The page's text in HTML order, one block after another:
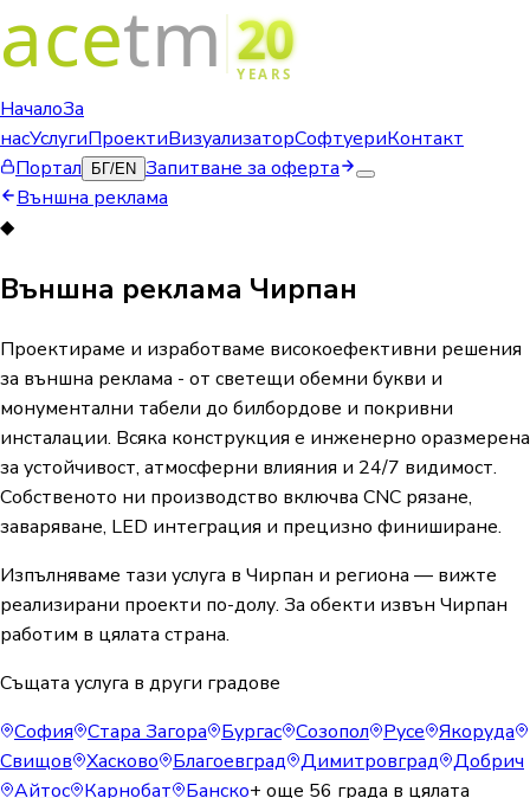
НачалоЗа
насУслугиПроектиВизуализаторСофтуериКонтакт
Портал
БГ/EN
Запитване за оферта
Външна реклама
◆
Външна реклама Чирпан
Проектираме и изработваме високоефективни решения
за външна реклама - от светещи обемни букви и
монументални табели до билбордове и покривни
инсталации. Всяка конструкция е инженерно оразмерена
за устойчивост, атмосферни влияния и 24/7 видимост.
Собственото ни производство включва CNC рязане,
заваряване, LED интеграция и прецизно финиширане.
Изпълняваме тази услуга в Чирпан и региона — вижте
реализирани проекти по-долу. За обекти извън Чирпан
работим в цялата страна.
Същата услуга в други градове
София Стара Загора Бургас Созопол Русе Якоруда
Свищов Хасково Благоевград Димитровград Добрич
Айтос Карнобат Банско+ още 56 града в цялата